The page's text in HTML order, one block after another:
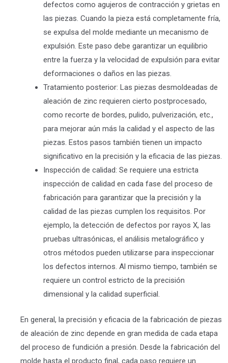
defectos como agujeros de contracción y grietas en
las piezas. Cuando la pieza está completamente fría,
se expulsa del molde mediante un mecanismo de
expulsión. Este paso debe garantizar un equilibrio
entre la fuerza y la velocidad de expulsión para evitar
deformaciones o daños en las piezas.
Tratamiento posterior: Las piezas desmoldeadas de
aleación de zinc requieren cierto postprocesado,
como recorte de bordes, pulido, pulverización, etc.,
para mejorar aún más la calidad y el aspecto de las
piezas. Estos pasos también tienen un impacto
significativo en la precisión y la eficacia de las piezas.
Inspección de calidad: Se requiere una estricta
inspección de calidad en cada fase del proceso de
fabricación para garantizar que la precisión y la
calidad de las piezas cumplen los requisitos. Por
ejemplo, la detección de defectos por rayos X, las
pruebas ultrasónicas, el análisis metalográfico y
otros métodos pueden utilizarse para inspeccionar
los defectos internos. Al mismo tiempo, también se
requiere un control estricto de la precisión
dimensional y la calidad superficial.
En general, la precisión y eficacia de la fabricación de piezas
de aleación de zinc depende en gran medida de cada etapa
del proceso de fundición a presión. Desde la fabricación del
molde hasta el producto final, cada paso requiere un